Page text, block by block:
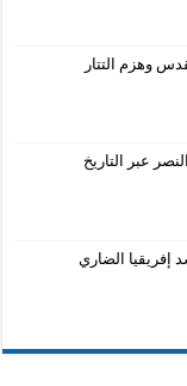
وهزم التتار
عبر التاريخ
إفريقيا الضاري